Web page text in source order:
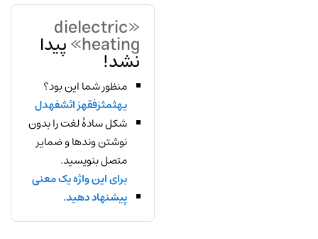
«dielectric
heating» پیدا
نشد!
منظور شما این بود؟
یهثمثزفقهز اثشفهدل
شکل سادهٔ لغت را بدون
نوشتن وندها و ضمایر
متصل بنویسید.
برای این واژه یک معنی
پیشنهاد دهید.